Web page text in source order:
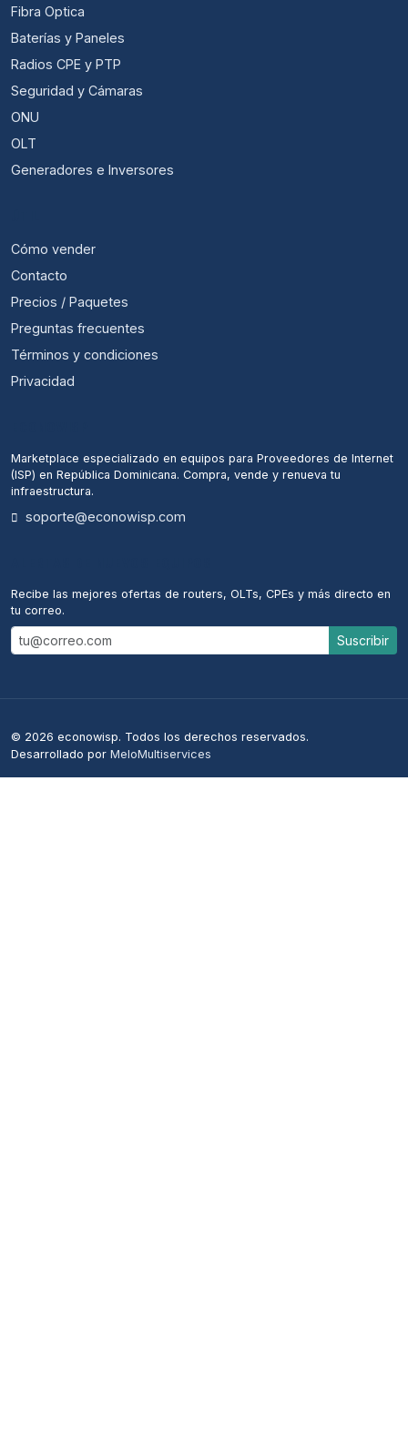
Fibra Optica
Baterías y Paneles
Radios CPE y PTP
Seguridad y Cámaras
ONU
OLT
Generadores e Inversores
Cómo vender
Contacto
Precios / Paquetes
Preguntas frecuentes
Términos y condiciones
Privacidad
Marketplace especializado en equipos para Proveedores de Internet
(ISP) en República Dominicana. Compra, vende y renueva tu
infraestructura.
soporte@econowisp.com
Recibe las mejores ofertas de routers, OLTs, CPEs y más directo en
tu correo.
Suscribir
© 2026 econowisp. Todos los derechos reservados.
Desarrollado por MeloMultiservices